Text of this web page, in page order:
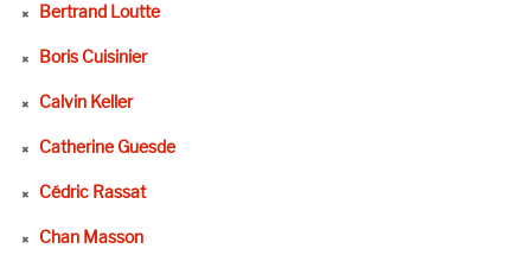
Bertrand Loutte
Boris Cuisinier
Calvin Keller
Catherine Guesde
Cédric Rassat
Chan Masson